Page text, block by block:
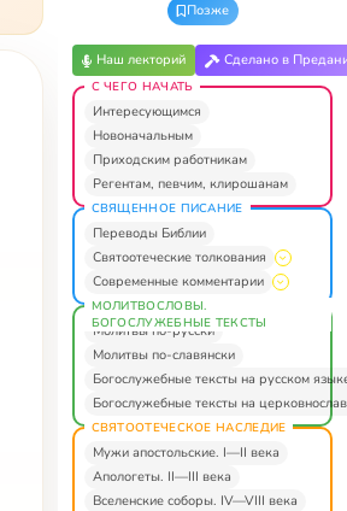
Позже
Наш лекторий Сделано в
С ЧЕГО НАЧАТЬ
Интересующимся
Новоначальным
Приходским работникам
Регентам, певчим, клирошанам
СВЯЩЕННОЕ ПИСАНИЕ
Переводы Библии
Святоотеческие толкования
Современные комментарии
МОЛИТВОСЛОВЫ.
БОГОСЛУЖЕБНЫЕ ТЕКСТЫ
Молитвы по-русски
Молитвы по-славянски
Богослужебные тексты на русском
Богослужебные тексты на
СВЯТООТЕЧЕСКОЕ НАСЛЕДИЕ
Мужи апостольские. I—II века
Апологеты. II—III века
Вселенские соборы. IV—VIII века